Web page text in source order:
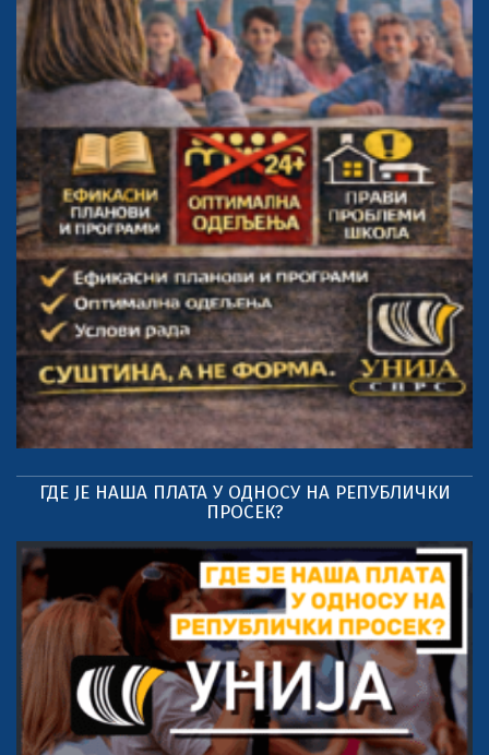
ГДЕ ЈЕ НАША ПЛАТА У ОДНОСУ НА РЕПУБЛИЧКИ
ПРОСЕК?